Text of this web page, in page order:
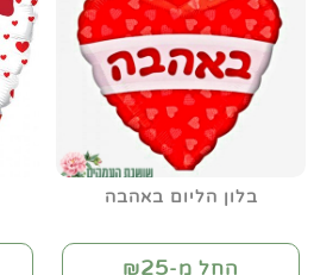
בלון הליום באהבה
החל מ-₪25